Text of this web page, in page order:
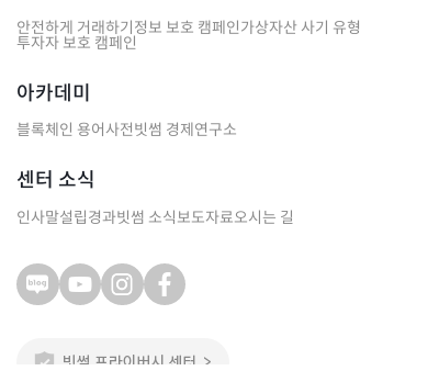
안전하게 거래하기정보 보호 캠페인가상자산 사기 유형
투자자 보호 캠페인
아카데미
블록체인 용어사전빗썸 경제연구소
센터 소식
인사말설립경과빗썸 소식보도자료오시는 길